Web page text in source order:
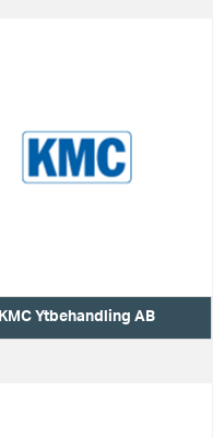
KMC Ytbehandling AB